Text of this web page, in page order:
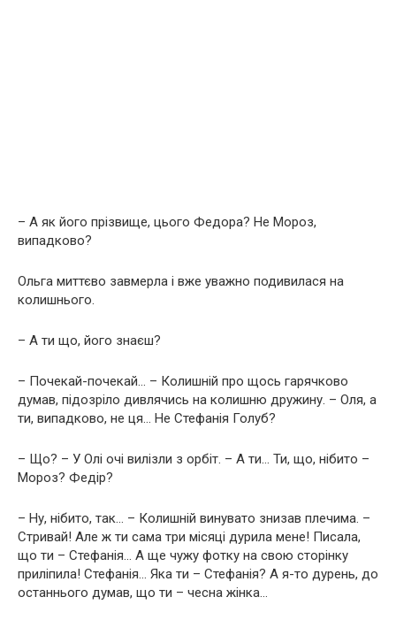
– А як його прізвище, цього Федора? Не Мороз,
випадково?
Ольга миттєво завмерла і вже уважно подивилася на
колишнього.
– А ти що, його знаєш?
– Почекай-почекай… – Колишній про щось гарячково
думав, підозріло дивлячись на колишню дружину. – Оля, а
ти, випадково, не ця… Не Стефанія Голуб?
– Що? – У Олі очі вилізли з орбіт. – А ти… Ти, що, нібито –
Мороз? Федір?
– Ну, нібито, так… – Колишній винувато знизав плечима. –
Стривай! Але ж ти сама три місяці дурила мене! Писала,
що ти – Стефанія… А ще чужу фотку на свою сторінку
приліпила! Стефанія… Яка ти – Стефанія? А я-то дурень, до
останнього думав, що ти – чесна жінка…